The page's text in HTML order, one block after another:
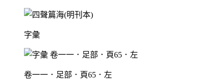
字彙
卷一一．足部．頁65．左